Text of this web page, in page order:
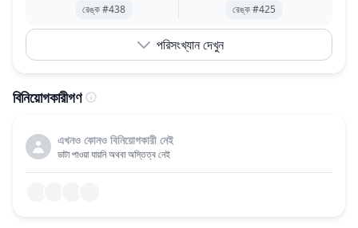
রেঙ্ক #438 রেঙ্ক #425
পরিসংখ্যান দেখুন
বিনিয়োগকারীগণ
এখনও কোনও বিনিয়োগকারী নেই
ডাটা পাওয়া যায়নি অথবা অস্তিত্ব নেই